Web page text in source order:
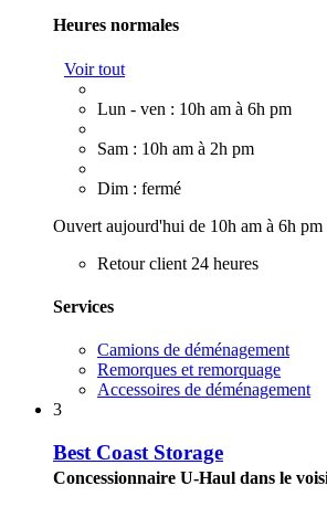
Heures normales
Voir tout
Lun - ven : 10h am à 6h pm
Sam : 10h am à 2h pm
Dim : fermé
Ouvert aujourd'hui de 10h am à 6h pm
Retour client 24 heures
Services
Camions de déménagement
Remorques et remorquage
Accessoires de déménagement
3
Best Coast Storage
Concessionnaire U-Haul dans le